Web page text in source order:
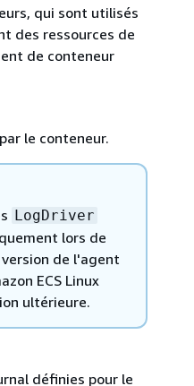
qui sont utilisés
des ressources de
de conteneur
le conteneur.
LogDriver
lors de
de l'agent
ECS Linux
ultérieure.
définies pour le